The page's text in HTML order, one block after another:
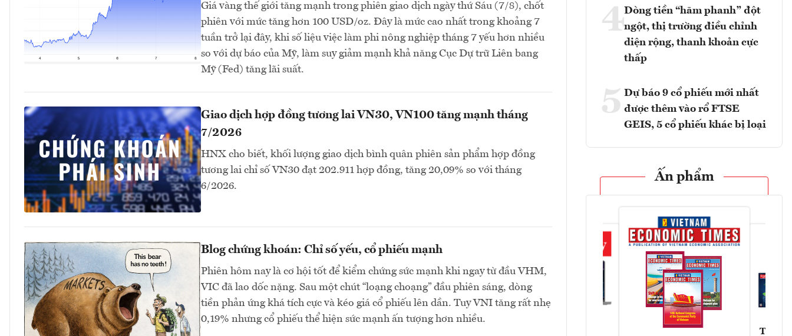
Giá vàng thế giới tăng mạnh trong phiên giao dịch ngày thứ Sáu (7/8), chốt
phiên với mức tăng hơn 100 USD/oz. Đây là mức cao nhất trong khoảng 7
tuần trở lại đây, khi số liệu việc làm phi nông nghiệp tháng 7 yếu hơn nhiều
so với dự báo của Mỹ, làm suy giảm mạnh khả năng Cục Dự trữ Liên bang
Mỹ (Fed) tăng lãi suất.
Giao dịch hợp đồng tương lai VN30, VN100 tăng mạnh tháng
7/2026
HNX cho biết, khối lượng giao dịch bình quân phiên sản phẩm hợp đồng
tương lai chỉ số VN30 đạt 202.911 hợp đồng, tăng 20,09% so với tháng
6/2026.
Blog chứng khoán: Chỉ số yếu, cổ phiếu mạnh
Phiên hôm nay là cơ hội tốt để kiểm chứng sức mạnh khi ngay từ đầu VHM,
VIC đã lao dốc nặng. Sau một chút “loạng choạng” đầu phiên sáng, dòng
tiền phản ứng khá tích cực và kéo giá cổ phiếu lên dần. Tuy VNI tăng rất nhẹ
0,19% nhưng cổ phiếu thể hiện sức mạnh ấn tượng hơn nhiều.
4Dòng tiền “hãm phanh” đột
ngột, thị trường điều chỉnh
diện rộng, thanh khoản cực
thấp
5 Dự báo 9 cổ phiếu mới nhất
được thêm vào rổ FTSE
GEIS, 5 cổ phiếu khác bị loại
Ấn phẩm
Tạp